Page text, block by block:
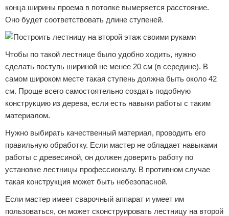
конца ширины проема в потолке вымеряется расстояние.
Оно будет соответствовать длине ступеней.
Чтобы по такой лестнице было удобно ходить, нужно
сделать поступь шириной не менее 20 см (в середине). В
самом широком месте такая ступень должна быть около 42
см. Проще всего самостоятельно создать подобную
конструкцию из дерева, если есть навыки работы с таким
материалом.
Нужно выбирать качественный материал, проводить его
правильную обработку. Если мастер не обладает навыками
работы с древесиной, он должен доверить работу по
установке лестницы профессионалу. В противном случае
такая конструкция может быть небезопасной.
Если мастер имеет сварочный аппарат и умеет им
пользоваться, он может сконструировать лестницу на второй